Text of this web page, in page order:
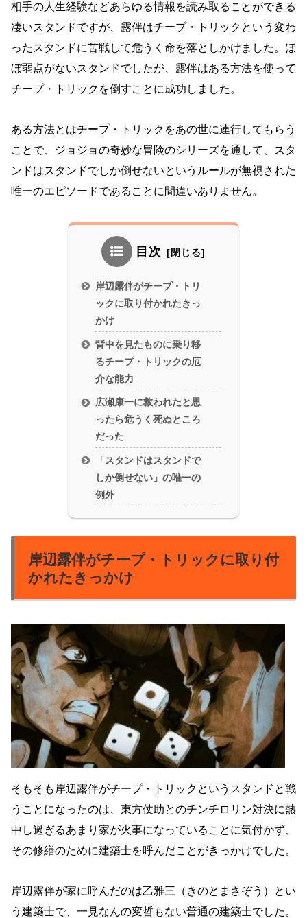
相手の人生経験などあらゆる情報を読み取ることができる
凄いスタンドですが、露伴はチープ・トリックという変わ
ったスタンドに苦戦して危うく命を落としかけました。ほ
ぼ弱点がないスタンドでしたが、露伴はある方法を使って
チープ・トリックを倒すことに成功しました。
ある方法とはチープ・トリックをあの世に連行してもらう
ことで、ジョジョの奇妙な冒険のシリーズを通して、スタ
ンドはスタンドでしか倒せないというルールが無視された
唯一のエピソードであることに間違いありません。
目次
岸辺露伴がチープ・トリ
ックに取り付かれたきっ
かけ
背中を見たものに乗り移
るチープ・トリックの厄
介な能力
広瀬康一に救われたと思
ったら危うく死ぬところ
だった
「スタンドはスタンドで
しか倒せない」の唯一の
例外
岸辺露伴がチープ・トリックに取り付
かれたきっかけ
そもそも岸辺露伴がチープ・トリックというスタンドと戦
うことになったのは、東方仗助とのチンチロリン対決に熱
中し過ぎるあまり家が火事になっていることに気付かず、
その修繕のために建築士を呼んだことがきっかけでした。
岸辺露伴が家に呼んだのは乙雅三（きのとまさぞう）とい
う建築士で、一見なんの変哲もない普通の建築士でした。